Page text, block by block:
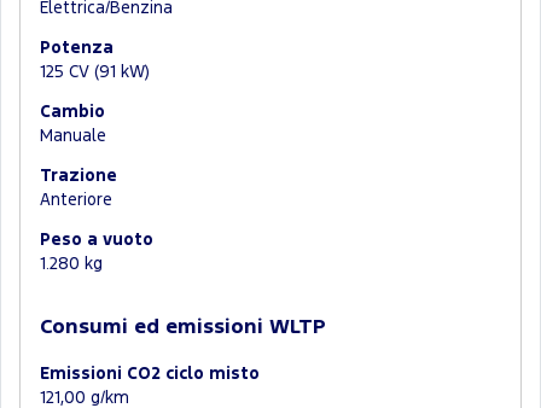
Elettrica/Benzina
Potenza
125 CV (91 kW)
Cambio
Manuale
Trazione
Anteriore
Peso a vuoto
1.280 kg
Consumi ed emissioni WLTP
Emissioni CO2 ciclo misto
121,00 g/km